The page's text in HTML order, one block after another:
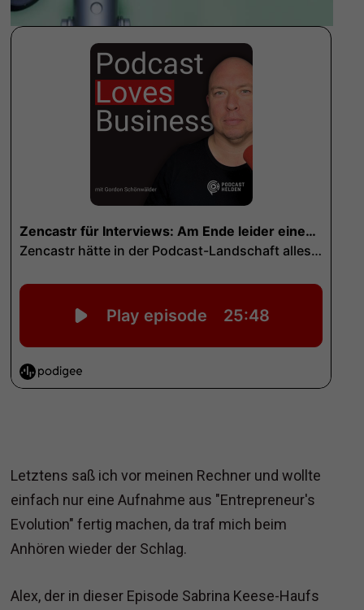
Letztens saß ich vor meinen Rechner und wollte
einfach nur eine Aufnahme aus "Entrepreneur's
Evolution" fertig machen, da traf mich beim
Anhören wieder der Schlag.
Alex, der in dieser Episode Sabrina Keese-Haufs